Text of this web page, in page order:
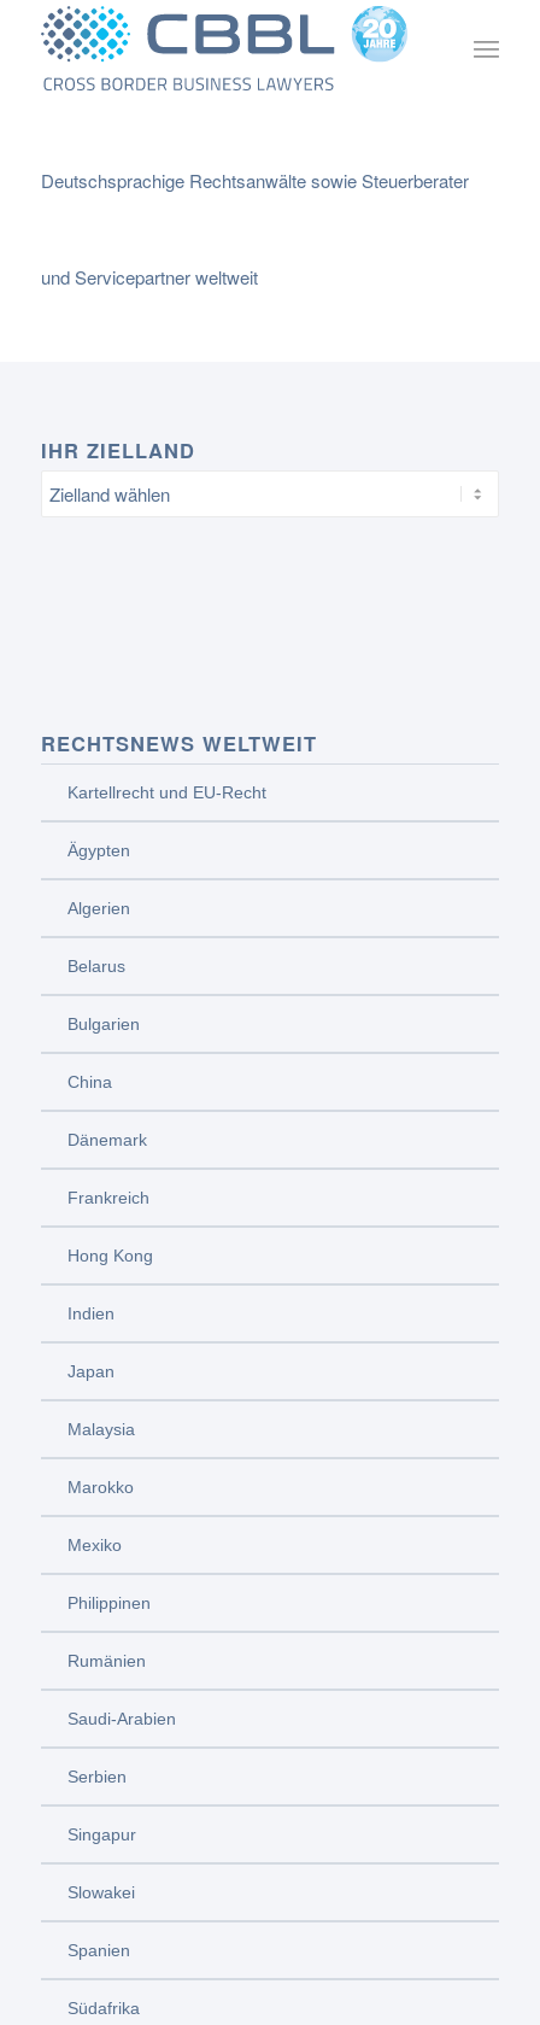
Deutschsprachige Rechtsanwälte sowie Steuerberater
und Servicepartner weltweit
IHR ZIELLAND
RECHTSNEWS WELTWEIT
Kartellrecht und EU-Recht
Ägypten
Algerien
Belarus
Bulgarien
China
Dänemark
Frankreich
Hong Kong
Indien
Japan
Malaysia
Marokko
Mexiko
Philippinen
Rumänien
Saudi-Arabien
Serbien
Singapur
Slowakei
Spanien
Südafrika